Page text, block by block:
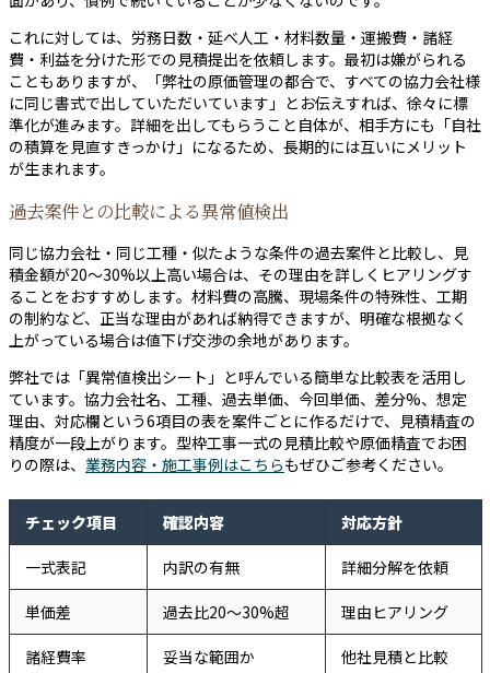
これに対しては、労務日数・延べ人工・材料数量・運搬費・諸経
費・利益を分けた形での見積提出を依頼します。最初は嫌がられる
こともありますが、「弊社の原価管理の都合で、すべての協力会社様
に同じ書式で出していただいています」とお伝えすれば、徐々に標
準化が進みます。詳細を出してもらうこと自体が、相手方にも「自社
の積算を見直すきっかけ」になるため、長期的には互いにメリット
が生まれます。
過去案件との比較による異常値検出
同じ協力会社・同じ工種・似たような条件の過去案件と比較し、見
積金額が20〜30%以上高い場合は、その理由を詳しくヒアリングす
ることをおすすめします。材料費の高騰、現場条件の特殊性、工期
の制約など、正当な理由があれば納得できますが、明確な根拠なく
上がっている場合は値下げ交渉の余地があります。
弊社では「異常値検出シート」と呼んでいる簡単な比較表を活用し
ています。協力会社名、工種、過去単価、今回単価、差分%、想定
理由、対応欄という6項目の表を案件ごとに作るだけで、見積精査の
精度が一段上がります。型枠工事一式の見積比較や原価精査でお困
りの際は、 業務内容・施工事例はこちらもぜひご参考ください。
チェック項目 確認内容 対応方針
一式表記 内訳の有無 詳細分解を依頼
単価差 過去比20〜30%超 理由ヒアリング
諸経費率 妥当な範囲か 他社見積と比較